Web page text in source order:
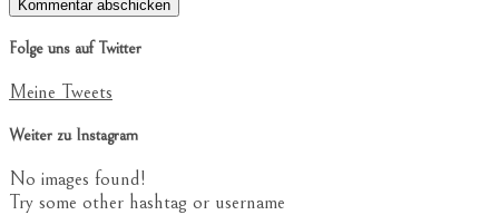
Folge uns auf Twitter
Meine Tweets
Weiter zu Instagram
No images found!
Try some other hashtag or username